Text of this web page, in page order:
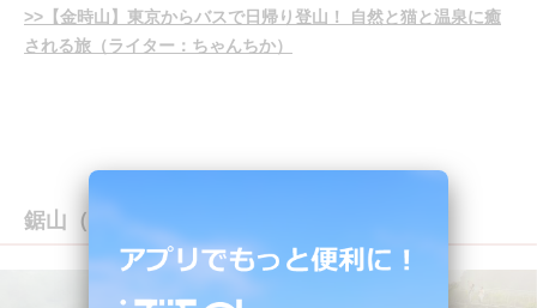
>>【金時山】東京からバスで日帰り登山！ 自然と猫と温泉に癒
される旅（ライター：ちゃんちか）
鋸山（千葉）